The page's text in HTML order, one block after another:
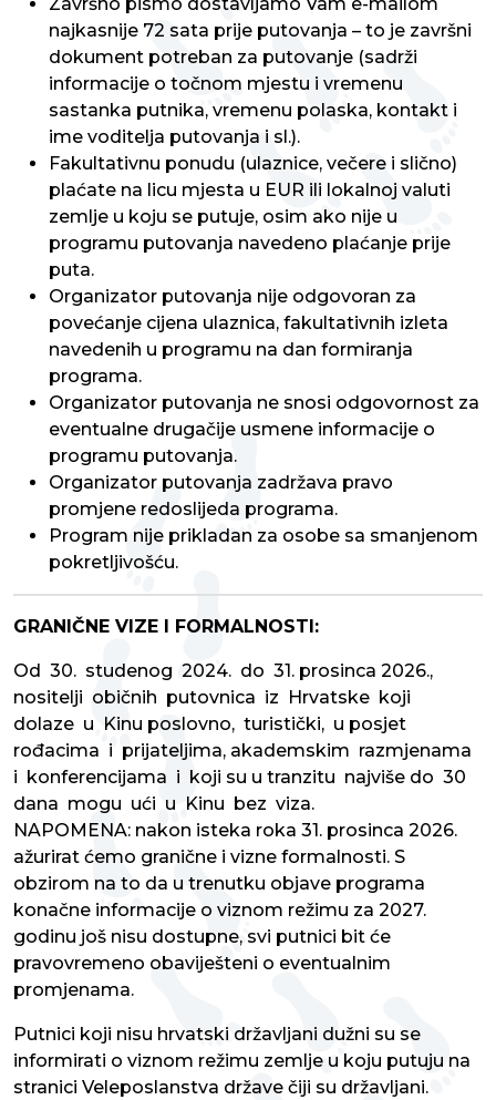
Završno pismo dostavljamo Vam e-mailom
najkasnije 72 sata prije putovanja – to je završni
dokument potreban za putovanje (sadrži
informacije o točnom mjestu i vremenu
sastanka putnika, vremenu polaska, kontakt i
ime voditelja putovanja i sl.).
Fakultativnu ponudu (ulaznice, večere i slično)
plaćate na licu mjesta u EUR ili lokalnoj valuti
zemlje u koju se putuje, osim ako nije u
programu putovanja navedeno plaćanje prije
puta.
Organizator putovanja nije odgovoran za
povećanje cijena ulaznica, fakultativnih izleta
navedenih u programu na dan formiranja
programa.
Organizator putovanja ne snosi odgovornost za
eventualne drugačije usmene informacije o
programu putovanja.
Organizator putovanja zadržava pravo
promjene redoslijeda programa.
Program nije prikladan za osobe sa smanjenom
pokretljivošću.
GRANIČNE VIZE I FORMALNOSTI:
Od 30. studenog 2024. do 31. prosinca 2026.,
nositelji običnih putovnica iz Hrvatske koji
dolaze u Kinu poslovno, turistički, u posjet
rođacima i prijateljima, akademskim razmjenama
i konferencijama i koji su u tranzitu najviše do 30
dana mogu ući u Kinu bez viza.
NAPOMENA: nakon isteka roka 31. prosinca 2026.
ažurirat ćemo granične i vizne formalnosti. S
obzirom na to da u trenutku objave programa
konačne informacije o viznom režimu za 2027.
godinu još nisu dostupne, svi putnici bit će
pravovremeno obaviješteni o eventualnim
promjenama.
Putnici koji nisu hrvatski državljani dužni su se
informirati o viznom režimu zemlje u koju putuju na
stranici Veleposlanstva države čiji su državljani.